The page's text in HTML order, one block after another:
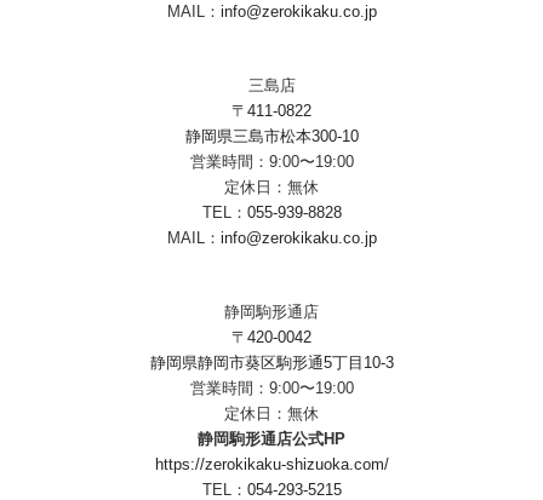
MAIL： info@zerokikaku.co.jp
三島店
〒411-0822
静岡県三島市松本300-10
営業時間：9:00〜19:00
定休日：無休
TEL： 055-939-8828
MAIL： info@zerokikaku.co.jp
静岡駒形通店
〒420-0042
静岡県静岡市葵区駒形通5丁目10-3
営業時間：9:00〜19:00
定休日：無休
静岡駒形通店公式HP
https://zerokikaku-shizuoka.com/
TEL： 054-293-5215